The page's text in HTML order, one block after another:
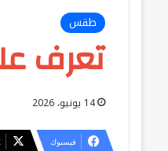
طقس
تعرف
14 يونيو، 2026
فيسبوك